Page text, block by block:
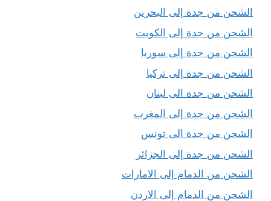
الشحن من جدة إلى البحرين
الشحن من جدة إلى الكويت
الشحن من جدة إلى سوريا
الشحن من جدة إلى تركيا
الشحن من جدة الى لبنان
الشحن من جدة إلى المغرب
الشحن من جدة الى تونس
الشحن من جدة إلى الجزائر
الشحن من الدمام إلى الامارات
الشحن من الدمام إلى الاردن